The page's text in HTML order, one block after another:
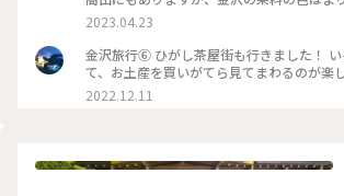
堪能しつつ夕涼みのお散歩になりました
古い街並み #ひがし茶屋街 #ひゃくまんさん #夕涼み #お散歩 #
北陸応援旅 #ドライブ旅 #金沢 #ことりっぷ金沢 #クラシカル
な街 #ことりっぷ旅2024
そう。 茶屋街以外でも、市内のあちこちでこの木虫籠(きむす
こ)と呼ばれる、むしかごのような細い格
風情があり素敵です。 東料亭組合の前を通ると、芸妓さんの三
味線のお稽古の音が聞こえてきました。 石
金沢 #私のことりっぷ旅 #レトロな街
2023.04.23
金沢旅行⑥ ひがし茶屋街も行きました！
て、お土産を買いがてら見てまわるのが楽
2022.12.11